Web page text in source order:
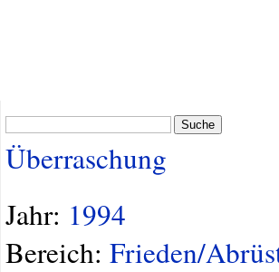
Suche
Überraschung
Jahr: 1994
Bereich: Frieden/